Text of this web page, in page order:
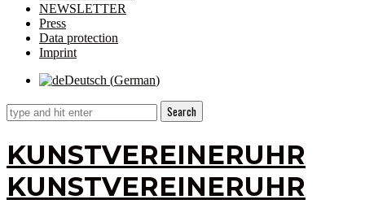
NEWSLETTER
Press
Data protection
Imprint
Deutsch (German)
KUNSTVEREINERUHR
KUNSTVEREINERUHR